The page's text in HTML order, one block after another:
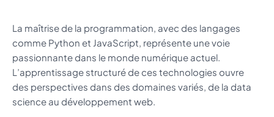
La maîtrise de la programmation, avec des langages
comme Python et JavaScript, représente une voie
passionnante dans le monde numérique actuel.
L’apprentissage structuré de ces technologies ouvre
des perspectives dans des domaines variés, de la data
science au développement web.